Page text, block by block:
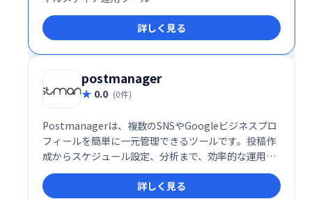
詳しく見る
postmanager
0.0 (0件)
Postmanagerは、複数のSNSやGoogleビジネスプロ
フィールを簡単に一元管理できるツールです。投稿作
成からスケジュール設定、分析まで、効率的な運用を
サポート。どなたでも手軽に、最適化されたSNS運用
を実現できます。
詳しく見る